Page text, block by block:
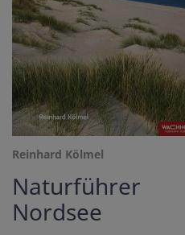
Reinhard Kölmel
Naturführer
Nordsee